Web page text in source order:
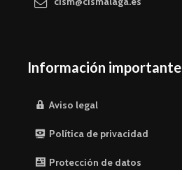
Información importante
Aviso legal
Política de privacidad
Protección de datos